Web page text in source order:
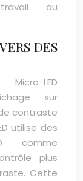
au
DES
LED
sur
contraste
utilise des
comme
plus
Cette